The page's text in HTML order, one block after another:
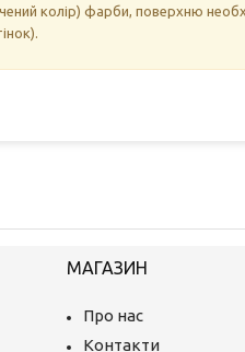
колір) фарби, поверхню
МАГАЗИН
Про нас
Контакти